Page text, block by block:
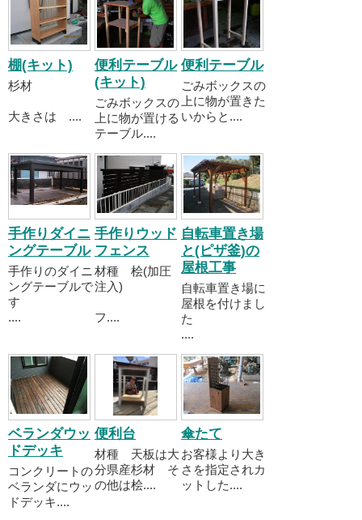
棚(キット)
杉材
大きさは ....
便利テーブル
(キット)
ごみボックスの
上に物が置ける
テーブル....
便利テーブル
ごみボックスの
上に物が置きた
いからと....
手作りダイニ
ングテーブル
手作りのダイニ
ングテーブルで
す
....
手作りウッド
フェンス
材種 桧(加圧
注入)
フ....
自転車置き場
と(ピザ釜)の
屋根工事
自転車置き場に
屋根を付けまし
た
....
ベランダウッ
ドデッキ
コンクリートの
ベランダにウッ
ドデッキ....
便利台
材種 天板は大
分県産杉材 そ
の他は桧....
傘たて
お客様より大き
さを指定されカ
ットした....